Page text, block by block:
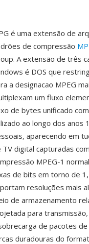
é uma extensão de
de compressão
A extensão de três
é DOS que
a designacao MPEG
um fluxo
de bytes unificado
ao longo dos anos
aparecendo em
TV digital capturadas
MPEG-1
de bits em torno de
resoluções mais
de armazenamento
para
de pacotes
duradouras do